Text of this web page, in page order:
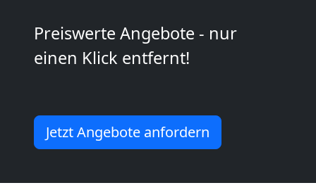
Preiswerte Angebote - nur
einen Klick entfernt!
Jetzt Angebote anfordern
Wiener
Neustadt
Umzug
Wiener